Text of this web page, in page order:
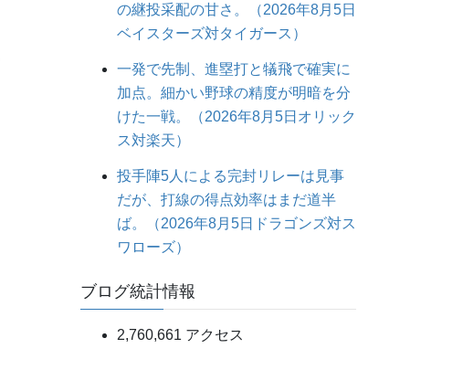
の継投采配の甘さ。（2026年8月5日
ベイスターズ対タイガース）
一発で先制、進塁打と犠飛で確実に
加点。細かい野球の精度が明暗を分
けた一戦。（2026年8月5日オリック
ス対楽天）
投手陣5人による完封リレーは見事
だが、打線の得点効率はまだ道半
ば。（2026年8月5日ドラゴンズ対ス
ワローズ）
ブログ統計情報
2,760,661 アクセス